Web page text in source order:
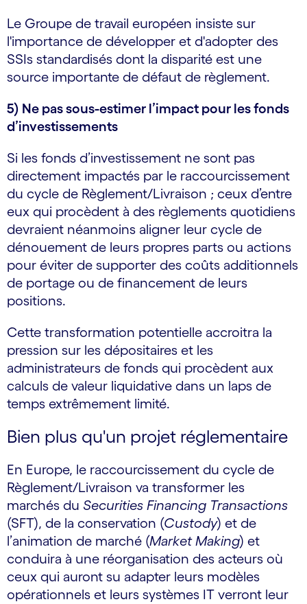
Le Groupe de travail européen insiste sur
l'importance de développer et d'adopter des
SSIs standardisés dont la disparité est une
source importante de défaut de règlement.
5) Ne pas sous-estimer l’impact pour les fonds
d’investissements
Si les fonds d’investissement ne sont pas
directement impactés par le raccourcissement
du cycle de Règlement/Livraison ; ceux d’entre
eux qui procèdent à des règlements quotidiens
devraient néanmoins aligner leur cycle de
dénouement de leurs propres parts ou actions
pour éviter de supporter des coûts additionnels
de portage ou de financement de leurs
positions.
Cette transformation potentielle accroitra la
pression sur les dépositaires et les
administrateurs de fonds qui procèdent aux
calculs de valeur liquidative dans un laps de
temps extrêmement limité.
Bien plus qu'un projet réglementaire
En Europe, le raccourcissement du cycle de
Règlement/Livraison va transformer les
marchés du Securities Financing Transactions
(SFT), de la conservation (Custody) et de
l’animation de marché (Market Making) et
conduira à une réorganisation des acteurs où
ceux qui auront su adapter leurs modèles
opérationnels et leurs systèmes IT verront leur